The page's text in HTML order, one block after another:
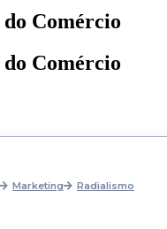
Comércio
Comércio
Marketing Radialismo